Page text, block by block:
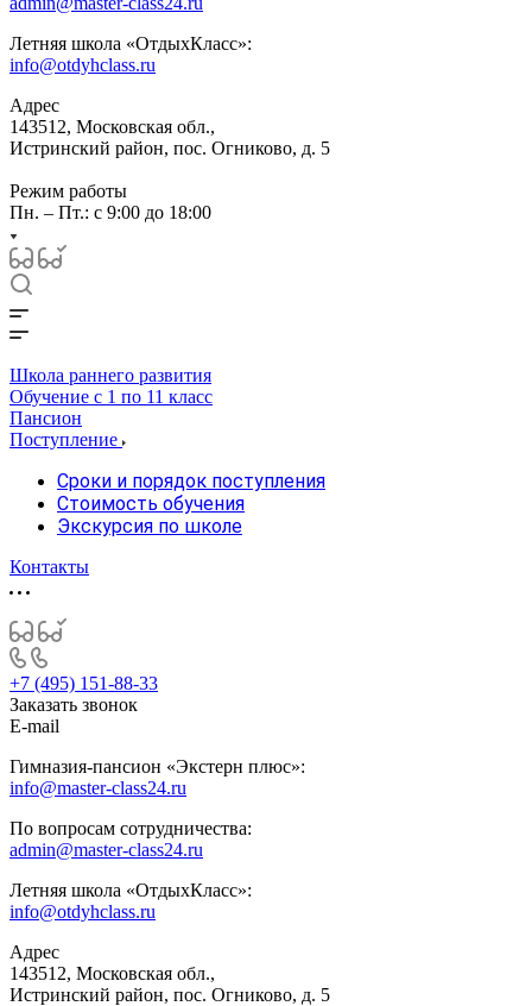
Летняя школа «ОтдыхКласс»:
info@otdyhclass.ru
Адрес
143512, Московская обл.,
Истринский район, пос. Огниково, д. 5
Режим работы
Пн. – Пт.: с 9:00 до 18:00
Школа раннего развития
Обучение с 1 по 11 класс
Пансион
Поступление
Сроки и порядок поступления
Стоимость обучения
Экскурсия по школе
Контакты
+7 (495) 151-88-33
Заказать звонок
E-mail
Гимназия-пансион «Экстерн плюс»:
info@master-class24.ru
По вопросам сотрудничества:
admin@master-class24.ru
Летняя школа «ОтдыхКласс»:
info@otdyhclass.ru
Адрес
143512, Московская обл.,
Истринский район, пос. Огниково, д. 5